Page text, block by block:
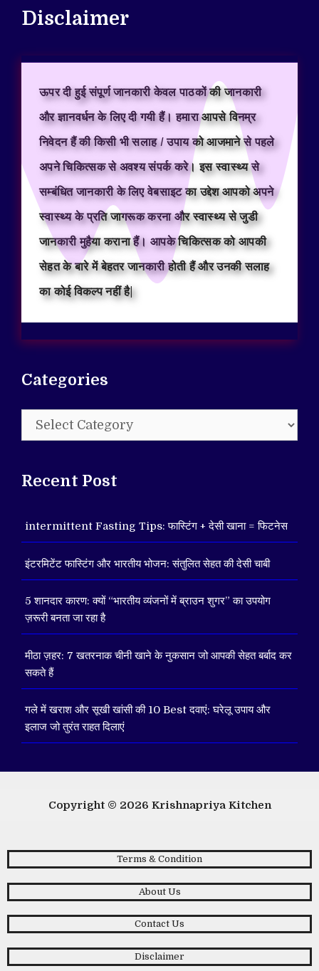
Disclaimer
ऊपर दी हुई संपूर्ण जानकारी केवल पाठकों की जानकारी
और ज्ञानवर्धन के लिए दी गयी हैं। हमारा आपसे विनम्र
निवेदन हैं की किसी भी सलाह / उपाय को आजमाने से पहले
अपने चिकित्सक से अवश्य संपर्क करे। इस स्वास्थ्य से
सम्बंधित जानकारी के लिए वेबसाइट का उद्देश आपको अपने
स्वास्थ्य के प्रति जागरूक करना और स्वास्थ्य से जुडी
जानकारी मुहैया कराना हैं। आपके चिकित्सक को आपकी
सेहत के बारे में बेहतर जानकारी होती हैं और उनकी सलाह
का कोई विकल्प नहीं है|
Categories
Categories
Recent Post
intermittent Fasting Tips: फास्टिंग + देसी खाना = फिटनेस
इंटरमिटेंट फास्टिंग और भारतीय भोजन: संतुलित सेहत की देसी चाबी
5 शानदार कारण: क्यों “भारतीय व्यंजनों में ब्राउन शुगर” का उपयोग
ज़रूरी बनता जा रहा है
मीठा ज़हर: 7 खतरनाक चीनी खाने के नुकसान जो आपकी सेहत बर्बाद कर
सकते हैं
गले में खराश और सूखी खांसी की 10 Best दवाएं: घरेलू उपाय और
इलाज जो तुरंत राहत दिलाएं
Copyright © 2026 Krishnapriya Kitchen
Terms & Condition
About Us
Contact Us
Disclaimer